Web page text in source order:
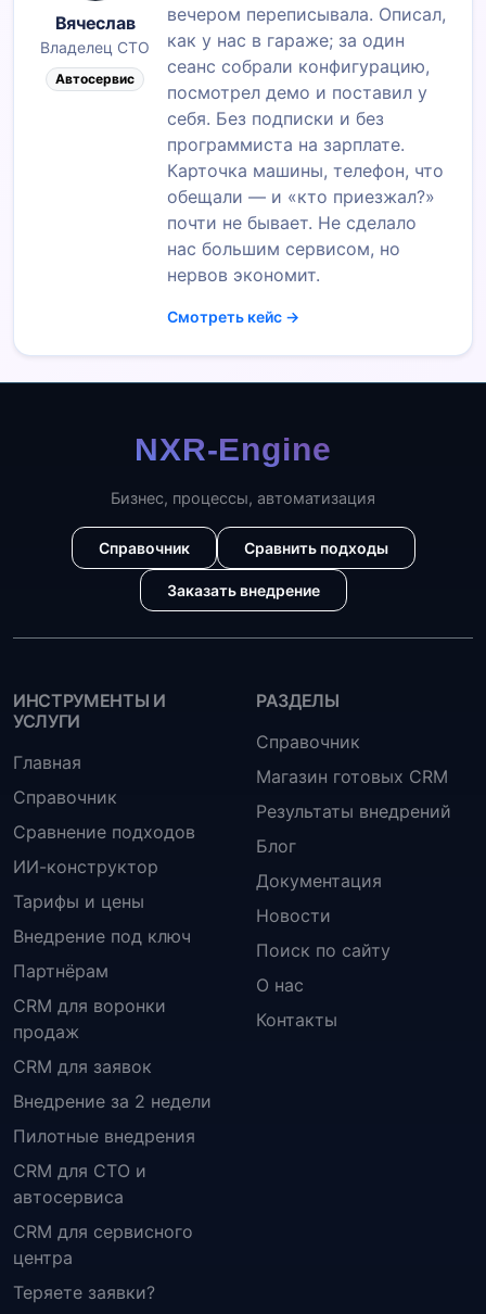
Вячеслав
Владелец СТО
Автосервис
вечером переписывала. Описал,
как у нас в гараже; за один
сеанс собрали конфигурацию,
посмотрел демо и поставил у
себя. Без подписки и без
программиста на зарплате.
Карточка машины, телефон, что
обещали — и «кто приезжал?»
почти не бывает. Не сделало
нас большим сервисом, но
нервов экономит.
Смотреть кейс →
Бизнес, процессы, автоматизация
Справочник Сравнить подходы
Заказать внедрение
ИНСТРУМЕНТЫ И
УСЛУГИ
Главная
Справочник
Сравнение подходов
ИИ-конструктор
Тарифы и цены
Внедрение под ключ
Партнёрам
CRM для воронки
продаж
CRM для заявок
Внедрение за 2 недели
Пилотные внедрения
CRM для СТО и
автосервиса
CRM для сервисного
центра
Теряете заявки?
РАЗДЕЛЫ
Справочник
Магазин готовых CRM
Результаты внедрений
Блог
Документация
Новости
Поиск по сайту
О нас
Контакты